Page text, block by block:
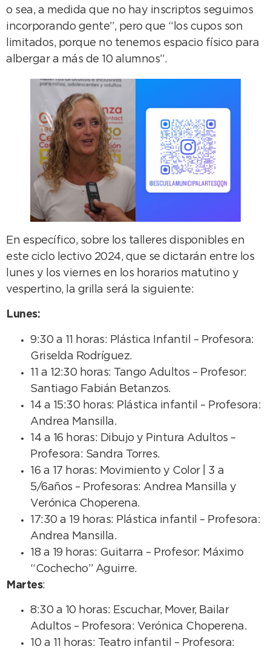
o sea, a medida que no hay inscriptos seguimos
incorporando gente”, pero que “los cupos son
limitados, porque no tenemos espacio físico para
albergar a más de 10 alumnos”.
En específico, sobre los talleres disponibles en
este ciclo lectivo 2024, que se dictarán entre los
lunes y los viernes en los horarios matutino y
vespertino, la grilla será la siguiente:
Lunes:
9:30 a 11 horas: Plástica Infantil – Profesora:
Griselda Rodríguez.
11 a 12:30 horas: Tango Adultos – Profesor:
Santiago Fabián Betanzos.
14 a 15:30 horas: Plástica infantil – Profesora:
Andrea Mansilla.
14 a 16 horas: Dibujo y Pintura Adultos –
Profesora: Sandra Torres.
16 a 17 horas: Movimiento y Color | 3 a
5/6años – Profesoras: Andrea Mansilla y
Verónica Choperena.
17:30 a 19 horas: Plástica infantil – Profesora:
Andrea Mansilla.
18 a 19 horas: Guitarra – Profesor: Máximo
“Cochecho” Aguirre.
Martes:
8:30 a 10 horas: Escuchar, Mover, Bailar
Adultos – Profesora: Verónica Choperena.
10 a 11 horas: Teatro infantil – Profesora: